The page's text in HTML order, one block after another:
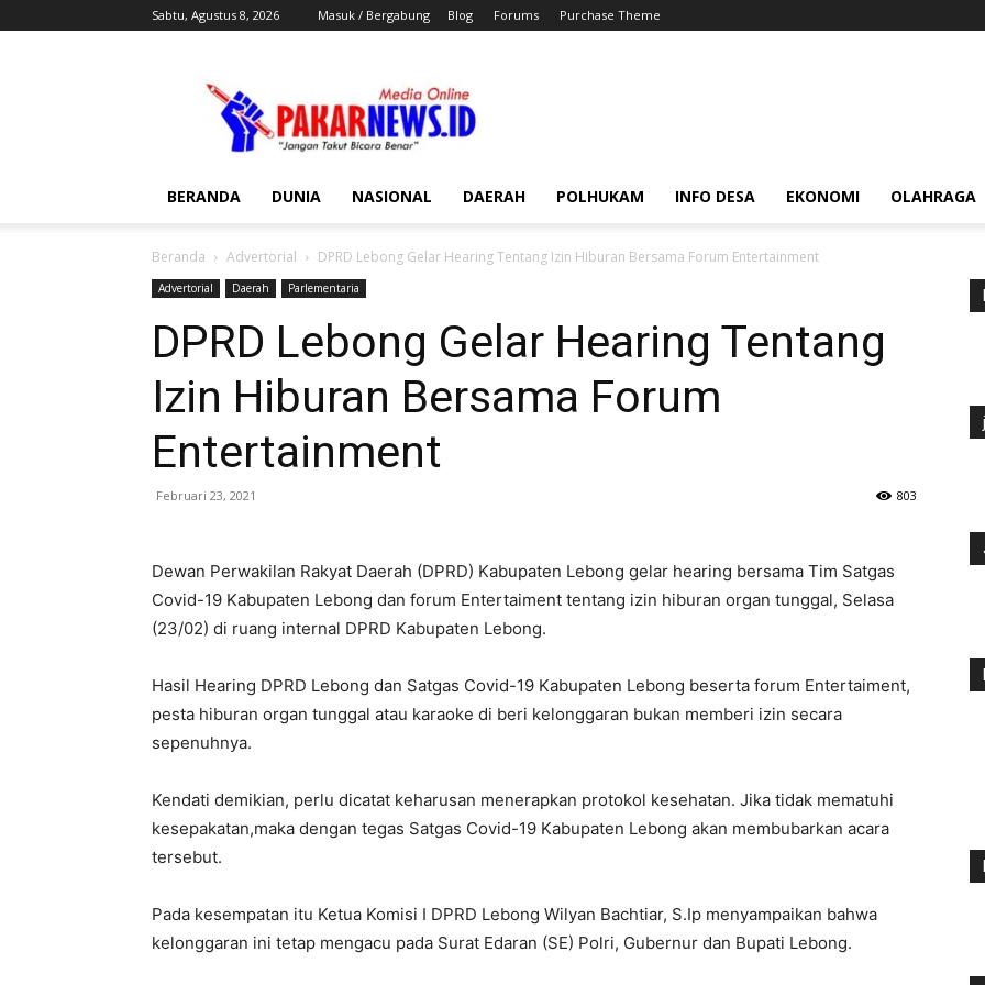
Sabtu, Agustus 8, 2026 Masuk / Bergabung Blog Forums Purchase Theme
BERANDA DUNIA NASIONAL DAERAH POLHUKAM INFO DESA EKONOMI OLAHRAGA
Beranda Advertorial DPRD Lebong Gelar Hearing Tentang Izin Hiburan Bersama Forum Entertainment
Advertorial Daerah Parlementaria
DPRD Lebong Gelar Hearing Tentang
Izin Hiburan Bersama Forum
Entertainment
Februari 23, 2021 803
Dewan Perwakilan Rakyat Daerah (DPRD) Kabupaten Lebong gelar hearing bersama Tim Satgas
Covid-19 Kabupaten Lebong dan forum Entertaiment tentang izin hiburan organ tunggal, Selasa
(23/02) di ruang internal DPRD Kabupaten Lebong.
Hasil Hearing DPRD Lebong dan Satgas Covid-19 Kabupaten Lebong beserta forum Entertaiment,
pesta hiburan organ tunggal atau karaoke di beri kelonggaran bukan memberi izin secara
sepenuhnya.
Kendati demikian, perlu dicatat keharusan menerapkan protokol kesehatan. Jika tidak mematuhi
kesepakatan,maka dengan tegas Satgas Covid-19 Kabupaten Lebong akan membubarkan acara
tersebut.
Pada kesempatan itu Ketua Komisi I DPRD Lebong Wilyan Bachtiar, S.Ip menyampaikan bahwa
kelonggaran ini tetap mengacu pada Surat Edaran (SE) Polri, Gubernur dan Bupati Lebong.